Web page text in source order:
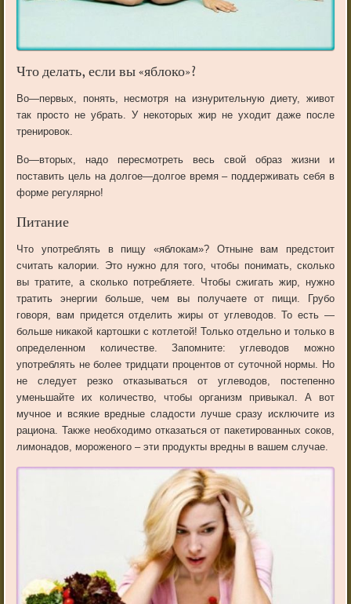
Чтоделать,если вы«яблоко»?
Во—первых понять, несмотря на изнурительную диету, живот
так просто не убрать .У некоторых жир не уходит даже после
тренировок
Во—вторых надо пересмотреть весь свой образ жизни
и
поставить цель на долгое—долгое время– поддерживать себя в
форме регулярно!
Питание
Что употреблять в пищу «яблокам»? Отныне вам
предстоит
считать калории. Это нужно для того,чтобы понимать, сколько
вы тратите,а сколько потребляете. Чтобы сжигать жир, нужно
тратить
энергии больше,чем вы получаете от пищи.
Грубо
говоря, вам придется отделить жиры от углеводов.То есть —
больше никакой картошки с котлетой!Только отдельно и только в
определенном
количестве.Запомните:углеводов
можно
употреблять не более тридцати процентов от суточной нормы. Но
не
следует резко отказываться от углеводов, постепенно
уменьшайте
их количество,чтобы организм привыкал. А
вот
мучное и всякие вредные сладости лучше сразу исключите из
рациона.Также необходимо отказаться от пакетированных соков,
лимонадов, мороженого –эти продукты вредны в вашем случае.